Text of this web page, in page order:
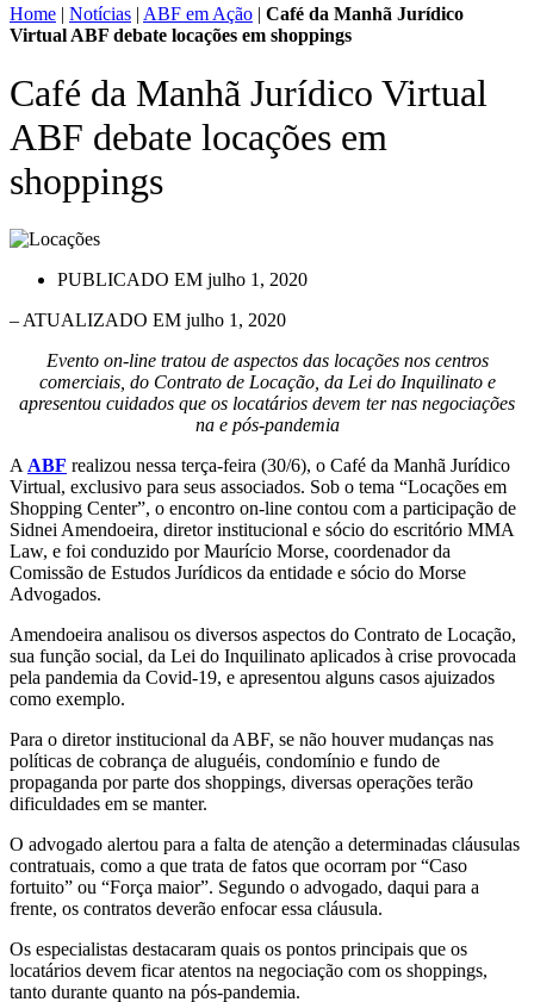
Home | Notícias | ABF em Ação | Café da Manhã Jurídico
Virtual ABF debate locações em shoppings
Café da Manhã Jurídico Virtual
ABF debate locações em
shoppings
PUBLICADO EM julho 1, 2020
– ATUALIZADO EM julho 1, 2020
Evento on-line tratou de aspectos das locações nos centros
comerciais, do Contrato de Locação, da Lei do Inquilinato e
apresentou cuidados que os locatários devem ter nas negociações
na e pós-pandemia
A ABF realizou nessa terça-feira (30/6), o Café da Manhã Jurídico
Virtual, exclusivo para seus associados. Sob o tema “Locações em
Shopping Center”, o encontro on-line contou com a participação de
Sidnei Amendoeira, diretor institucional e sócio do escritório MMA
Law, e foi conduzido por Maurício Morse, coordenador da
Comissão de Estudos Jurídicos da entidade e sócio do Morse
Advogados.
Amendoeira analisou os diversos aspectos do Contrato de Locação,
sua função social, da Lei do Inquilinato aplicados à crise provocada
pela pandemia da Covid-19, e apresentou alguns casos ajuizados
como exemplo.
Para o diretor institucional da ABF, se não houver mudanças nas
políticas de cobrança de aluguéis, condomínio e fundo de
propaganda por parte dos shoppings, diversas operações terão
dificuldades em se manter.
O advogado alertou para a falta de atenção a determinadas cláusulas
contratuais, como a que trata de fatos que ocorram por “Caso
fortuito” ou “Força maior”. Segundo o advogado, daqui para a
frente, os contratos deverão enfocar essa cláusula.
Os especialistas destacaram quais os pontos principais que os
locatários devem ficar atentos na negociação com os shoppings,
tanto durante quanto na pós-pandemia.